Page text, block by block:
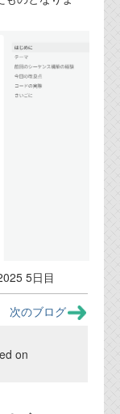
5日目
次のブログ
on